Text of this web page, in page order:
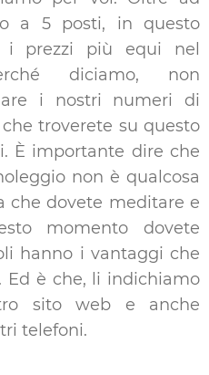
a 5 posti, in questo
i prezzi più equi nel
diciamo, non
i nostri numeri di
troverete su questo
È importante dire che
non è qualcosa
che dovete meditare e
momento dovete
hanno i vantaggi che
Ed è che, li indichiamo
sito web e anche
telefoni.